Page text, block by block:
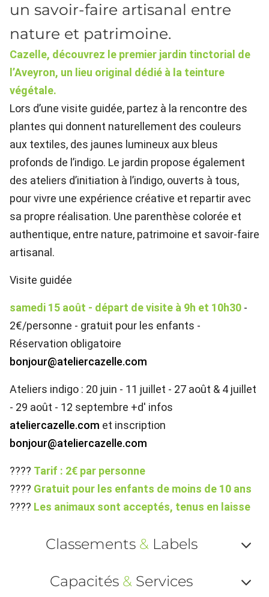
un savoir-faire artisanal entre
nature et patrimoine.
Cazelle, découvrez le premier jardin tinctorial de
l’Aveyron, un lieu original dédié à la teinture
végétale.
Lors d’une visite guidée, partez à la rencontre des
plantes qui donnent naturellement des couleurs
aux textiles, des jaunes lumineux aux bleus
profonds de l’indigo. Le jardin propose également
des ateliers d’initiation à l’indigo, ouverts à tous,
pour vivre une expérience créative et repartir avec
sa propre réalisation. Une parenthèse colorée et
authentique, entre nature, patrimoine et savoir-faire
artisanal.
Visite guidée
samedi 15 août - départ de visite à 9h et 10h30 -
2€/personne - gratuit pour les enfants -
Réservation obligatoire
bonjour@ateliercazelle.com
Ateliers indigo : 20 juin - 11 juillet - 27 août & 4 juillet
- 29 août - 12 septembre +d' infos
ateliercazelle.com et inscription
bonjour@ateliercazelle.com
???? Tarif : 2€ par personne
???? Gratuit pour les enfants de moins de 10 ans
???? Les animaux sont acceptés, tenus en laisse
Classements &Labels
ou
Capacités & Services